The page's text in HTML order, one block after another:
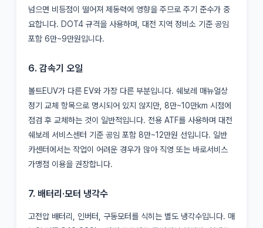
넘으면 비등점이 떨어져 제동력에 영향을 주므로 주기 준수가 중
요합니다. DOT4 규격을 사용하며, 대전 지역 정비소 기준 공임
포함 6만~9만원입니다.
6. 감속기 오일
볼트EUV가 다른 EV와 가장 다른 부분입니다. 쉐보레 매뉴얼상
정기 교체 항목으로 명시되어 있지 않지만, 8만~10만km 시점에
점검 후 교체하는 것이 일반적입니다. 전용 ATF를 사용하며 대전
쉐보레 서비스센터 기준 공임 포함 8만~12만원 선입니다. 일반
카센터에서는 작업이 어려운 경우가 많아 직영 또는 바로서비스
가맹점 이용을 권장합니다.
7. 배터리·모터 냉각수
고전압 배터리, 인버터, 구동모터를 식히는 별도 냉각수입니다. 매